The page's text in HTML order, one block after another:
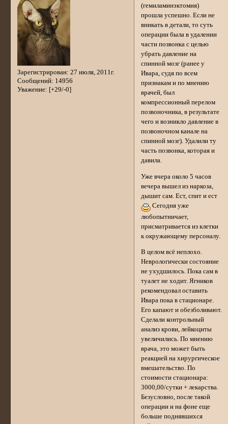
Зарегистрирован: 27 июля, 2011г.
Сообщений: 14956
Уважение: [+29/-0]
(гемиламинэктомия)
прошла успешно. Если не
вникать в детали, то суть
операции была в удалении
части позвонка с целью
убрать давление на
спинной мозг (ранее у
Ивара, судя по всем
признакам и по мнению
врачей, был
компрессионный перелом
позвоночника, в результате
чего и возникло давление в
позвоночном канале на
спинной мозг). Удалили ту
часть позвонка, которая и
давила.
Уже вчера около 5 часов
вечера вышел из наркоза,
дышит сам. Ест, спит и ест
Сегодня уже
любопытничает,
присматривается из клетки
к окружающему персоналу.
В целом всё неплохо.
Неврологически состояние
не ухудшилось. Пока сам в
туалет не ходит. Ягников
рекомендовал оставить
Ивара пока в стационаре.
Его капают и обезболивают.
Сделали контрольный
анализ крови, лейкоциты
увеличились. По мнению
врача, это может быть
реакцией на хирургическое
вмешательство. По
стоимости стационара:
3000,00/сутки + лекарства.
Безусловно, после такой
операции и на фоне еще
больше поднявшихся